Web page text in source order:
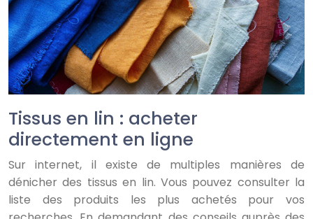
Tissus en lin : acheter
directement en ligne
Sur internet, il existe de multiples manières de
dénicher des tissus en lin. Vous pouvez consulter la
liste des produits les plus achetés pour vos